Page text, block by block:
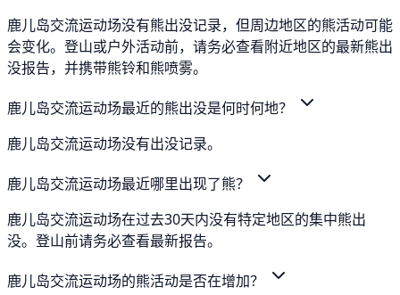
鹿儿岛交流运动场没有熊出没记录，但周边地区的熊活动可能
会变化。登山或户外活动前，请务必查看附近地区的最新熊出
没报告，并携带熊铃和熊喷雾。
鹿儿岛交流运动场最近的熊出没是何时何地？
鹿儿岛交流运动场没有出没记录。
鹿儿岛交流运动场最近哪里出现了熊？
鹿儿岛交流运动场在过去30天内没有特定地区的集中熊出
没。登山前请务必查看最新报告。
鹿儿岛交流运动场的熊活动是否在增加？